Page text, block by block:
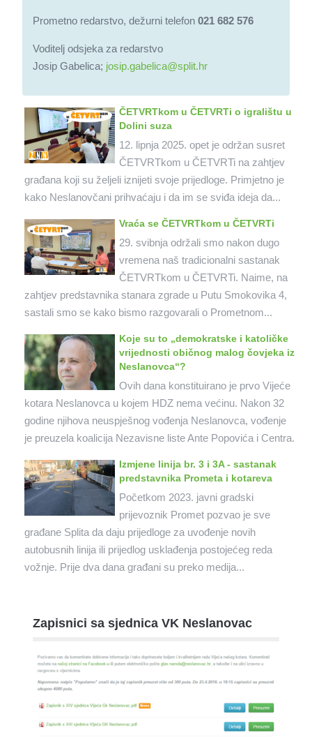
Prometno redarstvo, dežurni telefon 021 682 576
Voditelj odsjeka za redarstvo
Josip Gabelica; josip.gabelica@split.hr
ČETVRTkom u ČETVRTi o igralištu u
Dolini suza
12. lipnja 2025. opet je održan susret
ČETVRTkom u ČETVRTi na zahtjev
građana koji su željeli iznijeti svoje prijedloge. Primjetno je
kako Neslanovčani prihvaćaju i da im se sviđa ideja da...
Vraća se ČETVRTkom u ČETVRTi
29. svibnja održali smo nakon dugo
vremena naš tradicionalni sastanak
ČETVRTkom u ČETVRTi. Naime, na
zahtjev predstavnika stanara zgrade u Putu Smokovika 4,
sastali smo se kako bismo razgovarali o Prometnom...
Koje su to „demokratske i katoličke
vrijednosti običnog malog čovjeka iz
Neslanovca“?
Ovih dana konstituirano je prvo Vijeće
kotara Neslanovca u kojem HDZ nema većinu. Nakon 32
godine njihova neuspješnog vođenja Neslanovca, vođenje
je preuzela koalicija Nezavisne liste Ante Popovića i Centra.
Izmjene linija br. 3 i 3A - sastanak
predstavnika Prometa i kotareva
Početkom 2023. javni gradski
prijevoznik Promet pozvao je sve
građane Splita da daju prijedloge za uvođenje novih
autobusnih linija ili prijedlog usklađenja postojećeg reda
vožnje. Prije dva dana građani su preko medija...
Zapisnici sa sjednica VK Neslanovac